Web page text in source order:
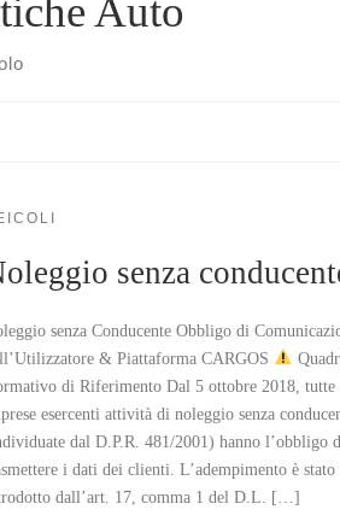
Auto
senza
senza Conducente Obbligo di
& Piattaforma CARGOS
di Riferimento Dal 5 ottobre 2018, tutte
esercenti attività di noleggio senza
dal D.P.R. 481/2001) hanno l’obbligo
i dati dei clienti. L’adempimento è stato
dall’art. 17, comma 1 del D.L. […]